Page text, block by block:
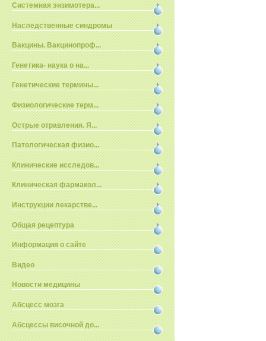
Системная энзимотера...
Наследственные синдромы
Вакцины. Вакцинопроф...
Генетика- наука о на...
Генетические термины...
Физиологические терм...
Острые отравления. Я...
Патологическая физио...
Клинические исследов...
Клиническая фармакол...
Инструкции лекарстве...
Общая рецептура
Информация о сайте
Видео
Новости медицины
Абсцесс мозга
Абсцессы височной до...